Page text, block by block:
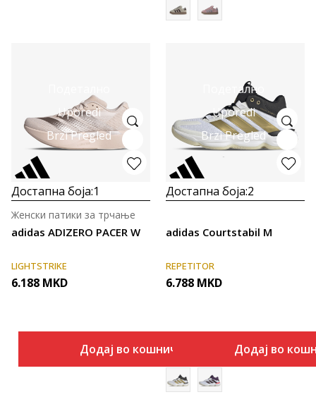
Uporedi
Brzi Pregled
Достапна боја:1
adidas ADIZERO PACER W
Женски патики за трчање
LIGHTSTRIKE
6.188 MKD
Додај во кошничка
Подетално
Uporedi
Brzi Pregled
Достапна боја:2
adidas Courtstabil M
REPETITOR
6.788 MKD
Додај во